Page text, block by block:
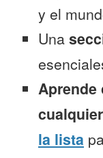
y el
Una
Aprende
la lista